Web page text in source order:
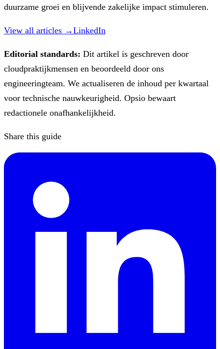
duurzame groei en blijvende zakelijke impact stimuleren.
View all articles →LinkedIn
Editorial standards: Dit artikel is geschreven door
cloudpraktijkmensen en beoordeeld door ons
engineeringteam. We actualiseren de inhoud per kwartaal
voor technische nauwkeurigheid. Opsio bewaart
redactionele onafhankelijkheid.
Share this guide